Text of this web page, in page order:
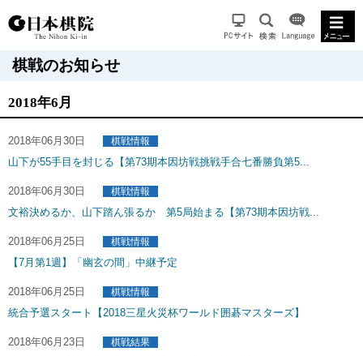
棋戦のお知らせ
2018年6月
2018年06月30日 棋戦情報
山下が55手目を封じる【第73期本因坊戦挑戦手合七番勝負第5...
2018年06月30日 棋戦情報
文裕決めるか、山下踏ん張るか 第5局始まる【第73期本因坊戦...
2018年06月25日 棋戦情報
【7月第1週】「幽玄の間」中継予定
2018年06月25日 棋戦情報
統合予選スタート【2018三星火災杯ワールド囲碁マスターズ】
2018年06月23日 棋戦結果